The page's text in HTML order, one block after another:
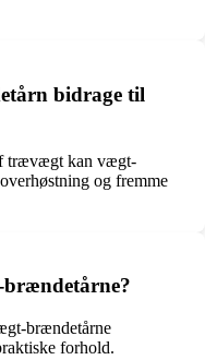
bidrage til
trævægt kan vægt-
og fremme
brændetårne
forhold.